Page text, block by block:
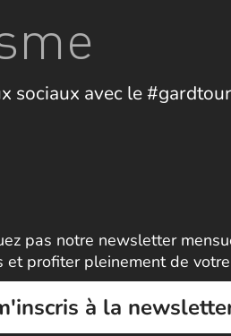
sociaux avec le
pas notre newsletter
et profiter pleinement de
à la